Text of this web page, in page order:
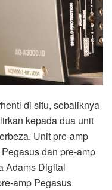
di situ, sebaliknya
kepada dua unit
Unit pre-amp
dan pre-amp
Adams Digital
amp Pegasus